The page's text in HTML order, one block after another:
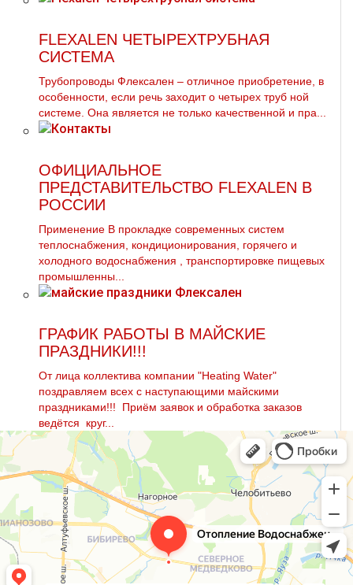
FLEXALEN ЧЕТЫРЕХТРУБНАЯ
СИСТЕМА
Трубопроводы Флексален – отличное приобретение, в
особенности, если речь заходит о четырех тpуб ной
системе. Она является не только качественной и пра...
ОФИЦИАЛЬНОЕ
ПРЕДСТАВИТЕЛЬСТВО FLEXALEN В
РОССИИ
Применение В прокладке современных систем
теплоснабжения, кондиционирования, горячего и
холодного вoдoснабжeния , транспортировке пищевых
промышленны...
ГРАФИК РАБОТЫ В МАЙСКИЕ
ПРАЗДНИКИ!!!
От лица коллектива компании "Heating Water"
поздравляем всех с наступающими майскими
праздниками!!! Приём заявок и обработка заказов
ведётся круг...